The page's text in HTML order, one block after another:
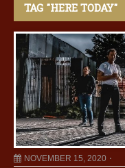
TAG "HERE TODAY"
NOVEMBER 15, 2020